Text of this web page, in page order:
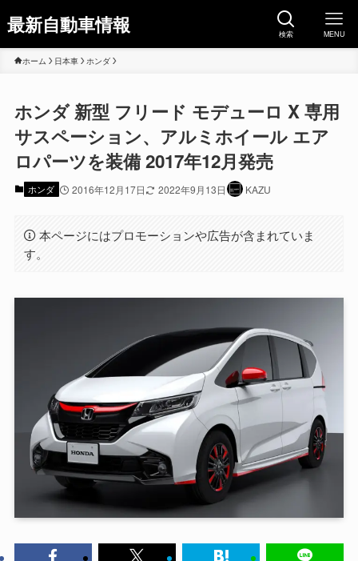
最新自動車情報 検索 MENU
ホーム 日本車 ホンダ
ホンダ 新型 フリード モデューロ X 専用
サスペーション、アルミホイール エア
ロパーツを装備 2017年12月発売
ホンダ 2016年12月17日 2022年9月13日 KAZU
本ページにはプロモーションや広告が含まれていま
す。